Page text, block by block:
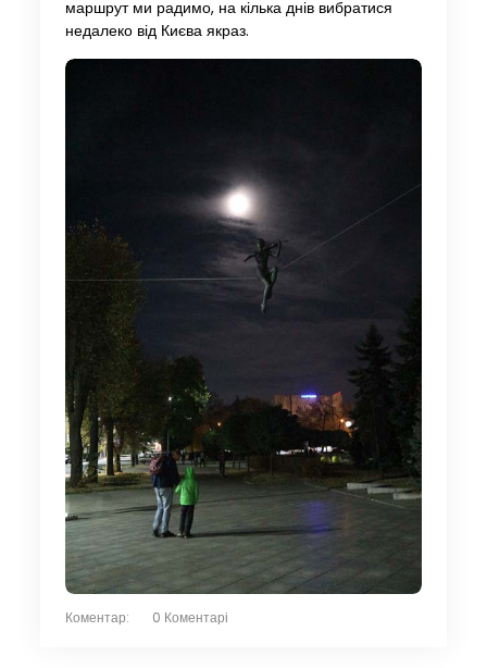
маршрут ми радимо, на кілька днів вибратися
недалеко від Києва якраз.
Коментар: 0 Коментарі